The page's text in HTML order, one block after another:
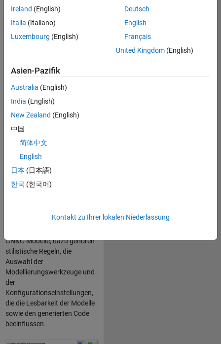
und -richtlinien, die das Orion
Crew Exploration Vehicle
(CEV) Flight Dynamics Team
Verwendung von Simulink,
Stateflow,der MATLAB-
Generierungund Embedded
Coder einsetzt.
Das Orion-Team der
NASA/Auftragnehmer nutzte
die Richtlinien des
Advisory Board (MAB)
aktualisierte und erweiterte sie
bieten Richtlinien für
GN&C-Modelle, dazu gehören
stilistische Regeln, die
Auswahl der
Modellierungswerkzeuge und
der
Konfigurationseinstellungen,
die die Lesbarkeit der Modelle
sowie den generierten Code
beeinflussen.
Ireland (English)
Italia (Italiano)
Luxembourg (English)
Deutsch
English
Français
United Kingdom(English)
Asien-Pazifik
Australia (English)
India (English)
New Zealand (English)
中国
简体中文
English
日本 (日本語)
한국 (한국어)
Kontakt zu Ihrer lokalen Niederlassung